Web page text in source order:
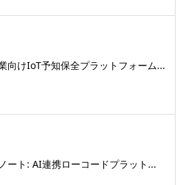
向けIoT予知保全プラットフォーム...
ート: AI連携ローコードプラット...